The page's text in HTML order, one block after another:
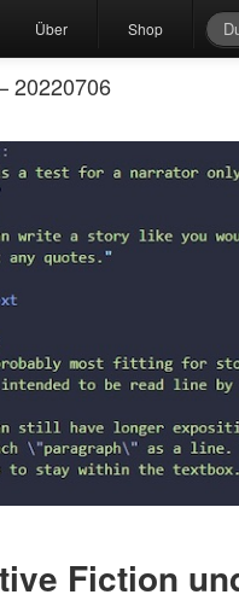
Über Shop
20220706
Fiction